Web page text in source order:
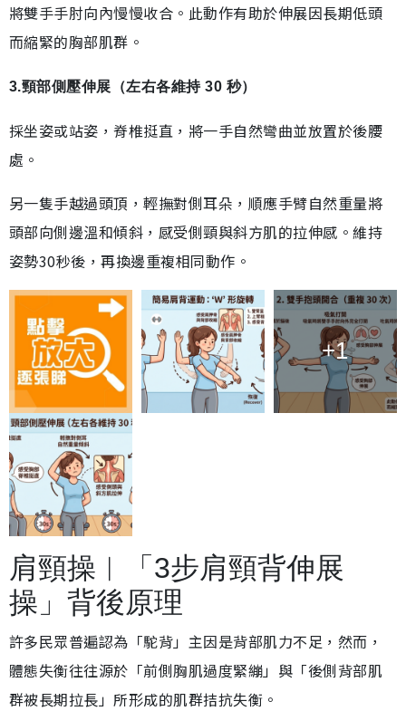
將雙手手肘向內慢慢收合。此動作有助於伸展因長期低頭
而縮緊的胸部肌群。
3.頸部側壓伸展（左右各維持 30 秒）
採坐姿或站姿，脊椎挺直，將一手自然彎曲並放置於後腰
處。
另一隻手越過頭頂，輕撫對側耳朵，順應手臂自然重量將
頭部向側邊溫和傾斜，感受側頸與斜方肌的拉伸感。維持
姿勢30秒後，再換邊重複相同動作。
+1
肩頸操︱「3步肩頸背伸展
操」背後原理
許多民眾普遍認為「駝背」主因是背部肌力不足，然而，
體態失衡往往源於「前側胸肌過度緊繃」與「後側背部肌
群被長期拉長」所形成的肌群拮抗失衡。